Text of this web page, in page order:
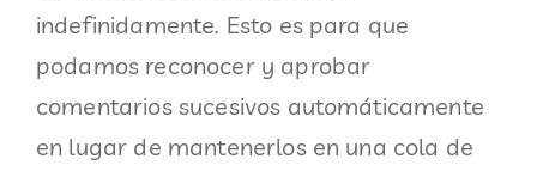
indefinidamente. Esto es para que
podamos reconocer y aprobar
comentarios sucesivos automáticamente
en lugar de mantenerlos en una cola de